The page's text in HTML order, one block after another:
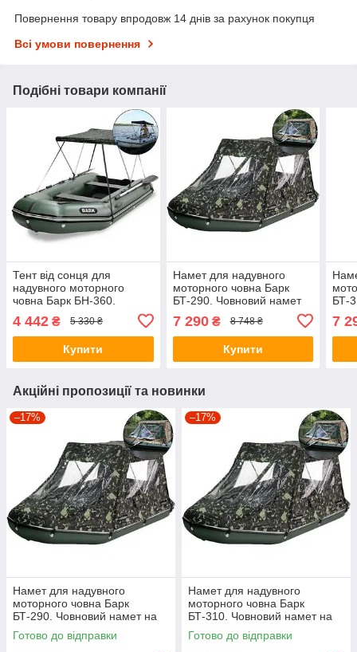
Повернення товару впродовж 14 днів за рахунок покупця
Всі умови повернення
Подібні товари компанії
Тент від сонця для
надувного моторного
човна Барк БН-360.
Bark BN-360;
4 442 ₴ 5 330 ₴
Купити
Намет для надувного
моторного човна Барк
БТ-290. Човновий намет
7 290₴ 8 748 ₴
Купити
БТ-
7
Акційні пропозиції та новинки
–17%
Намет для надувного
моторного човна Барк
БТ-290. Човновий намет на
човен Bark BT-290;
Готово до відправки
–17%
Намет для надувного
моторного човна Барк
БТ-310. Човновий намет на
човен Bark BT-310;
Готово до відправки